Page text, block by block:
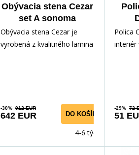
Obývacia stena Cezar
set A sonoma
Obývacia stena Cezar je
vyrobená z kvalitného lamina
-30% 912 EUR
642 EUR DO KOŠÍKA
4-6 týdnů
Polica
interiér
-29% 72
51